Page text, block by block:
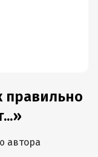
правильно
автора